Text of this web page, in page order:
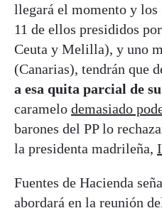
llegará el momento y los
11 de ellos presididos
Ceuta y Melilla), y uno
(Canarias), tendrán que
a esa quita parcial de
caramelo demasiado
barones del PP lo
la presidenta madrileña,
Fuentes de Hacienda
abordará en la reunión